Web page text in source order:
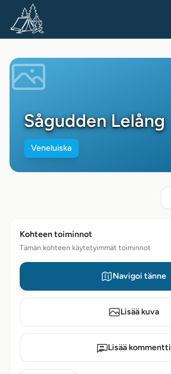
Sågudden Lelång
Veneluiska
Kohteen toiminnot
Tämän kohteen käytetyimmät toiminnot
Navigoi tänne
Lisää kuva
Lisää kommentti